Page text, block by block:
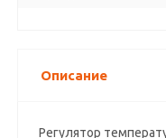
Описание
Регулятор